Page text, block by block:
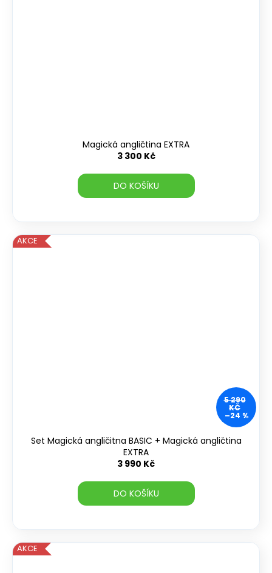
Magická angličtina EXTRA
3 300 Kč
DO KOŠÍKU
AKCE
5 290
KČ
–24 %
Set Magická angličitna BASIC + Magická angličtina
EXTRA
3 990 Kč
DO KOŠÍKU
AKCE